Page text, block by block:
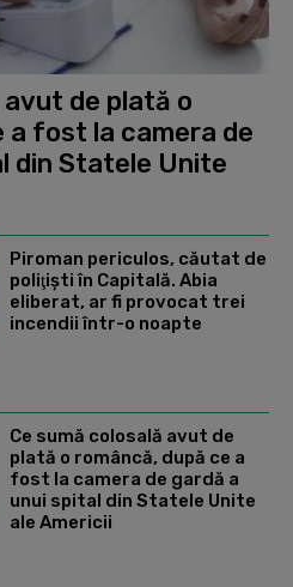
avut de plată o
a fost la camera de
din Statele Unite
Piroman periculos, căutat de
poliţişti în Capitală. Abia
eliberat, ar fi provocat trei
incendii într-o noapte
Ce sumă colosală avut de
plată o româncă, după ce a
fost la camera de gardă a
unui spital din Statele Unite
ale Americii